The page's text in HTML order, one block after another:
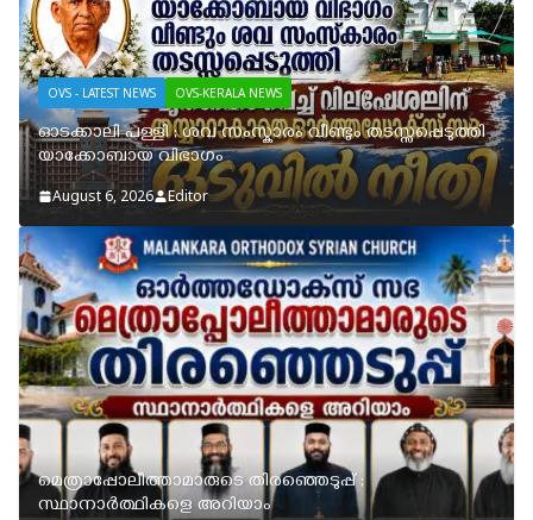
OVS - LATEST NEWS OVS-KERALA NEWS
ഓടക്കാലി പള്ളി ; ശവ സംസ്കാരം വീണ്ടും തടസ്സപ്പെടുത്തി
യാക്കോബായ വിഭാഗം
August 6, 2026 Editor
മെത്രാപ്പോലീത്താമാരുടെ തിരഞ്ഞെടുപ്പ് ;
സ്ഥാനാർത്ഥികളെ അറിയാം